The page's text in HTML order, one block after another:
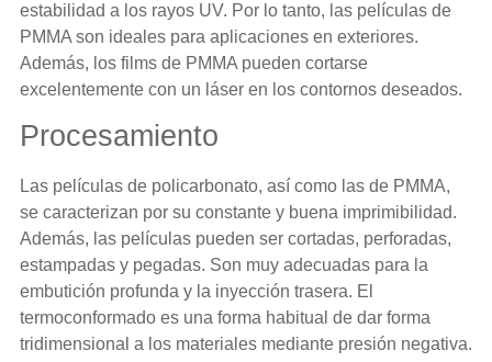
estabilidad a los rayos UV. Por lo tanto, las películas de
PMMA son ideales para aplicaciones en exteriores.
Además, los films de PMMA pueden cortarse
excelentemente con un láser en los contornos deseados.
Procesamiento
Las películas de policarbonato, así como las de PMMA,
se caracterizan por su constante y buena imprimibilidad.
Además, las películas pueden ser cortadas, perforadas,
estampadas y pegadas. Son muy adecuadas para la
embutición profunda y la inyección trasera. El
termoconformado es una forma habitual de dar forma
tridimensional a los materiales mediante presión negativa.